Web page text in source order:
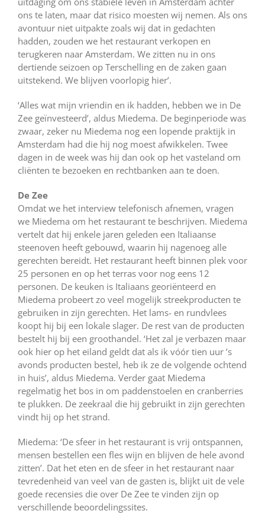
ons te laten, maar dat risico moesten wij nemen. Als ons
avontuur niet uitpakte zoals wij dat in gedachten
hadden, zouden we het restaurant verkopen en
terugkeren naar Amsterdam. We zitten nu in ons
dertiende seizoen op Terschelling en de zaken gaan
uitstekend. We blijven voorlopig hier’.
‘Alles wat mijn vriendin en ik hadden, hebben we in De
Zee geïnvesteerd’, aldus Miedema. De beginperiode was
zwaar, zeker nu Miedema nog een lopende praktijk in
Amsterdam had die hij nog moest afwikkelen. Twee
dagen in de week was hij dan ook op het vasteland om
cliënten te bezoeken en rechtbanken aan te doen.
De Zee
Omdat we het interview telefonisch afnemen, vragen
we Miedema om het restaurant te beschrijven. Miedema
vertelt dat hij enkele jaren geleden een Italiaanse
steenoven heeft gebouwd, waarin hij nagenoeg alle
gerechten bereidt. Het restaurant heeft binnen plek voor
25 personen en op het terras voor nog eens 12
personen. De keuken is Italiaans georiënteerd en
Miedema probeert zo veel mogelijk streekproducten te
gebruiken in zijn gerechten. Het lams- en rundvlees
koopt hij bij een lokale slager. De rest van de producten
bestelt hij bij een groothandel. ‘Het zal je verbazen maar
ook hier op het eiland geldt dat als ik vóór tien uur ’s
avonds producten bestel, heb ik ze de volgende ochtend
in huis’, aldus Miedema. Verder gaat Miedema
regelmatig het bos in om paddenstoelen en cranberries
te plukken. De zeekraal die hij gebruikt in zijn gerechten
vindt hij op het strand.
Miedema: ‘De sfeer in het restaurant is vrij ontspannen,
mensen bestellen een fles wijn en blijven de hele avond
zitten’. Dat het eten en de sfeer in het restaurant naar
tevredenheid van veel van de gasten is, blijkt uit de vele
goede recensies die over De Zee te vinden zijn op
verschillende beoordelingssites.